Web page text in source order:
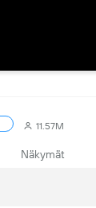
11.57M
Näkymät